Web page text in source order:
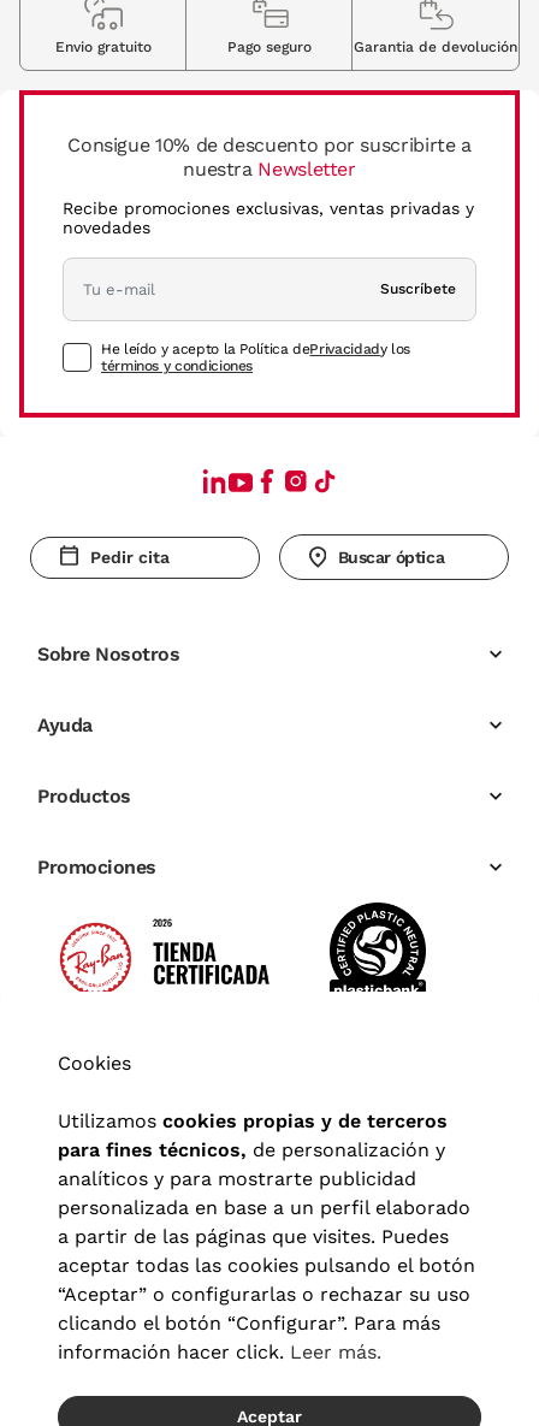
Consigue 10% de descuento por suscribirte a
nuestra Newsletter
Recibe promociones exclusivas, ventas privadas y
novedades
Suscríbete
He leído y acepto la Política dePrivacidady los
términos y condiciones
Envio gratuito Pago seguro Garantia de devolución
Pedir cita Buscar óptica
Sobre Nosotros
Ayuda
Productos
Promociones
Aviso legal| Política de privacidad Términos y condiciones
Política de cookies|Configuración de cookies
Cookies
Utilizamos cookies propias y de terceros
para fines técnicos, de personalización y
analíticos y para mostrarte publicidad
personalizada en base a un perfil elaborado
a partir de las páginas que visites. Puedes
aceptar todas las cookies pulsando el botón
“Aceptar” o configurarlas o rechazar su uso
clicando el botón “Configurar”. Para más
información hacer click. Leer más.
Aceptar